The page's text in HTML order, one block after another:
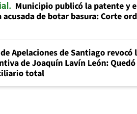
Municipio publicó la patente y
acusada de botar basura: Corte
Apelaciones de Santiago revocó
de Joaquín Lavín León:
total